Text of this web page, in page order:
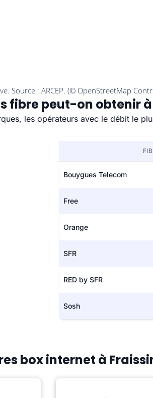
fibre peut-on obtenir
les opérateurs avec le débit le
Bouygues Telecom
Free
Orange
SFR
RED by SFR
Sosh
box internet à